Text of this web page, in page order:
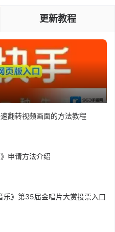
更新教程
速翻转视频画面的方法教程
申请方法介绍
乐》第35届金唱片大赏投票入口